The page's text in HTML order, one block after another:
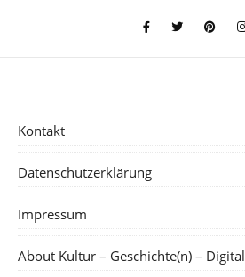
Kontakt
Datenschutzerklärung
Impressum
About Kultur – Geschichte(n) – Digital